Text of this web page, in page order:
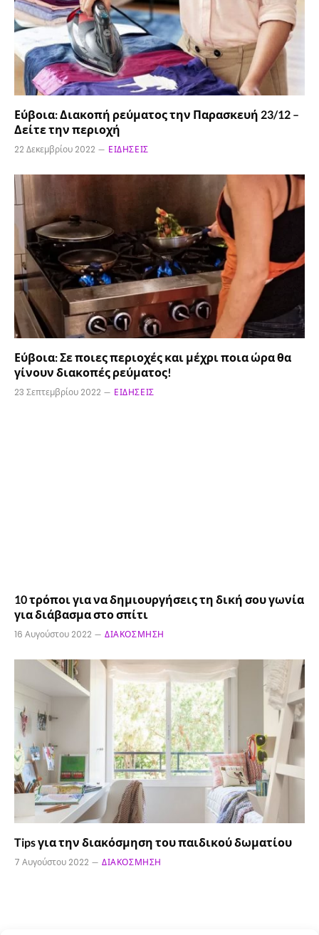
Εύβοια: Διακοπή ρεύματος την Παρασκευή 23/12 –
Δείτε την περιοχή
22 Δεκεμβρίου 2022 ΕΙΔΉΣΕΙΣ
Εύβοια: Σε ποιες περιοχές και μέχρι ποια ώρα θα
γίνουν διακοπές ρεύματος!
23 Σεπτεμβρίου 2022 ΕΙΔΉΣΕΙΣ
10 τρόποι για να δημιουργήσεις τη δική σου γωνία
για διάβασμα στο σπίτι
16 Αυγούστου 2022 ΔΙΑΚΌΣΜΗΣΗ
Tips για την διακόσμηση του παιδικού δωματίου
7 Αυγούστου 2022 ΔΙΑΚΌΣΜΗΣΗ